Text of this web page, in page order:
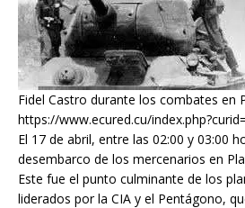
Fidel Castro durante los combates en
https://www.ecured.cu/
El 17 de abril, entre las 02:00 y 03:00
desembarco de los mercenarios en
Este fue el punto culminante de los
liderados por la CIA y el Pentágono,